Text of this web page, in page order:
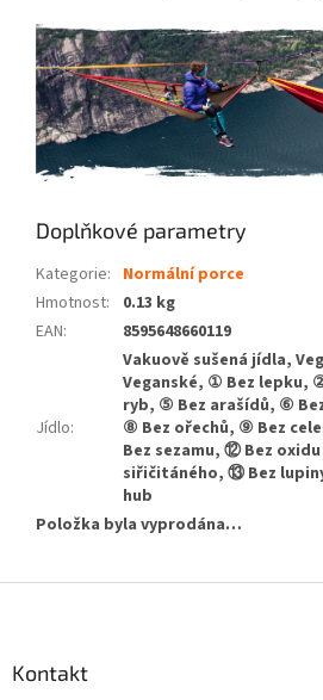
Doplňkové parametry
Kategorie: Normální porce
Hmotnost:
0.13 kg
EAN: 8595648660119
Jídlo:
Vakuově sušená jídla,
Veganské, ① Bez lepku,
ryb, ⑤ Bez arašídů, ⑥
⑧ Bez ořechů, ⑨ Bez
Bez sezamu, ⑫ Bez
siřičitáného, ⑬ Bez
hub
Položka byla vyprodána…
Kontakt